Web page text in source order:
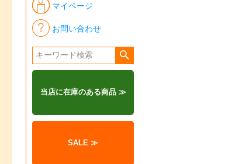
マイページ
お問い合わせ
当店に在庫のある商品 ≫
SALE ≫